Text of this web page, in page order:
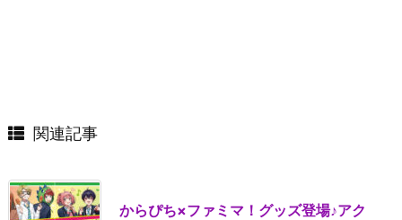
関連記事
からぴち×ファミマ！グッズ登場♪アク